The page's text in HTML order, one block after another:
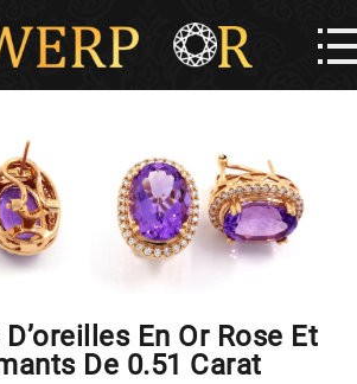
En Or Rose Et
De 0.51 Carat